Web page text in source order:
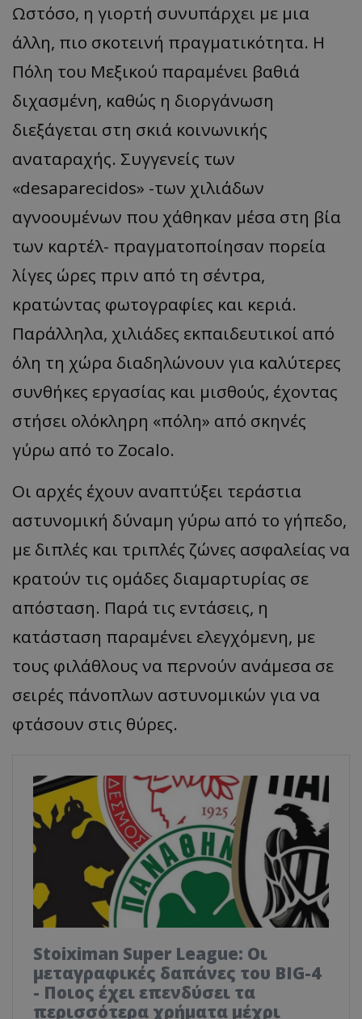
Ωστόσο, η γιορτή συνυπάρχει με μια
άλλη, πιο σκοτεινή πραγματικότητα. Η
Πόλη του Μεξικού παραμένει βαθιά
διχασμένη, καθώς η διοργάνωση
διεξάγεται στη σκιά κοινωνικής
αναταραχής. Συγγενείς των
«desaparecidos» -των χιλιάδων
αγνοουμένων που χάθηκαν μέσα στη βία
των καρτέλ- πραγματοποίησαν πορεία
λίγες ώρες πριν από τη σέντρα,
κρατώντας φωτογραφίες και κεριά.
Παράλληλα, χιλιάδες εκπαιδευτικοί από
όλη τη χώρα διαδηλώνουν για καλύτερες
συνθήκες εργασίας και μισθούς, έχοντας
στήσει ολόκληρη «πόλη» από σκηνές
γύρω από το Zocalo.
Οι αρχές έχουν αναπτύξει τεράστια
αστυνομική δύναμη γύρω από το γήπεδο,
με διπλές και τριπλές ζώνες ασφαλείας να
κρατούν τις ομάδες διαμαρτυρίας σε
απόσταση. Παρά τις εντάσεις, η
κατάσταση παραμένει ελεγχόμενη, με
τους φιλάθλους να περνούν ανάμεσα σε
σειρές πάνοπλων αστυνομικών για να
φτάσουν στις θύρες.
Stoiximan Super League: Οι
μεταγραφικές δαπάνες του BIG-4
- Ποιος έχει επενδύσει τα
περισσότερα χρήματα μέχρι